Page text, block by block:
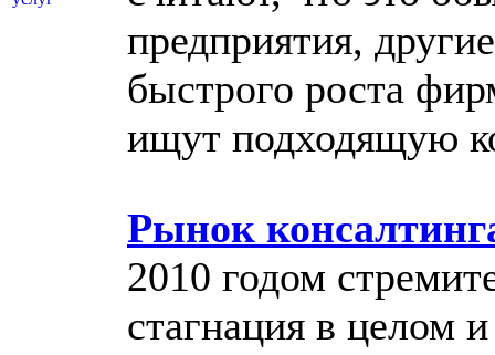
предприятия,
быстрого роста
ищут подходящую
Рынок
2010 годом
стагнация в целом